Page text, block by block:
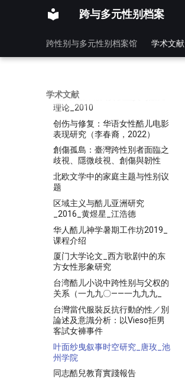
跨与多元性别档案
跨性别与多元性别档案馆 学术文献
学术文献
促进变革音乐行业中的性别平等
儿童文学研究新视野_彼得·亨特
刘丽凤_后现代女权主义与酷儿
理论_2010
创伤与修复：华语女性酷儿电影
表现研究（李春裔，2022）
創傷孤島：臺灣跨性別者面臨之
歧視、隱微歧視、創傷與韌性
北欧文学中的家庭主题与性别议
题
区域主义与酷儿亚洲研究
_2016_黄煜星_江浩德
华人酷儿神学暑期工作坊2019_
课程介绍
厦门大学论文_西方歌剧中的东
方女性形象研究
台湾酷儿小说中跨性别与父权的
关系（一九九〇——一九九九_
台灣當代服裝反抗行動的性／別
論述及意識分析：以Vieso拒男
客試女褲事件
叶面纱曳叙事时空研究_唐玫_池
州学院
同志酷兒教育實踐報告